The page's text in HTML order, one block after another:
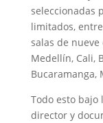
seleccionadas
limitados,
salas de
Medellín, Cali,
Bucaramanga,
Todo esto bajo
director y